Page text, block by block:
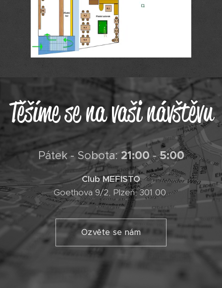
Těšíme se na vaši návštěvu
Pátek - Sobota: 21:00 -5:00
Club MEFISTO
Goethova 9/2, Plzeň, 301 00
Ozvěte se nám